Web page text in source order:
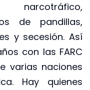
narcotráfico,
de pandillas,
y secesión. Así
con las FARC
varias naciones
Hay quienes